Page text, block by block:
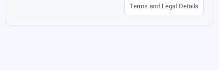
Terms and Legal Details